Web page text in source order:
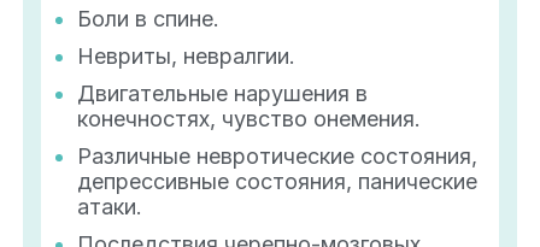
Боли в спине.
Невриты, невралгии.
Двигательные нарушения в
конечностях, чувство онемения.
Различные невротические состояния,
депрессивные состояния, панические
атаки.